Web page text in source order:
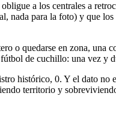
a los centrales a
nada para la foto) y que
o quedarse en zona, una
de cuchillo: una vez y
histórico, 0. Y el dato no
territorio y